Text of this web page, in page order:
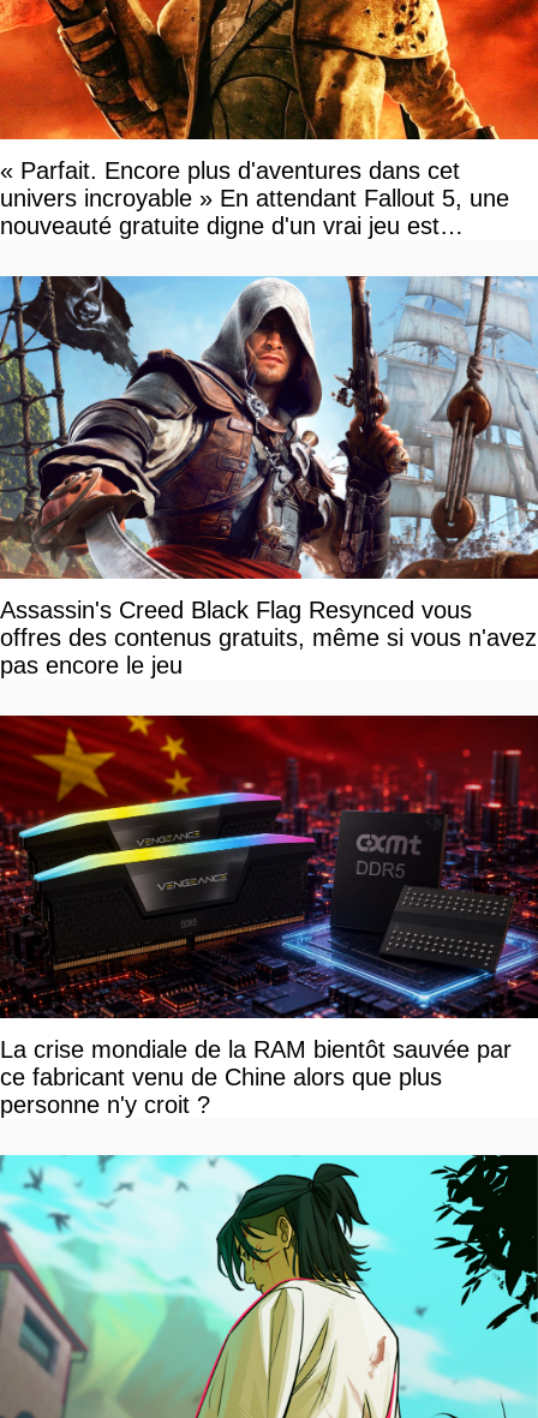
« Parfait. Encore plus d'aventures dans cet
univers incroyable » En attendant Fallout 5, une
nouveauté gratuite digne d'un vrai jeu est
Assassin's Creed Black Flag Resynced vous
offres des contenus gratuits, même si vous n'avez
pas encore le jeu
La crise mondiale de la RAM bientôt sauvée par
ce fabricant venu de Chine alors que plus
personne n'y croit ?